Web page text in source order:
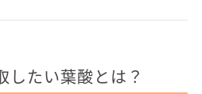
したい葉酸とは？